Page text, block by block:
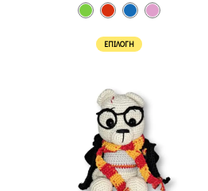
ΕΠΙΛΟΓΉ